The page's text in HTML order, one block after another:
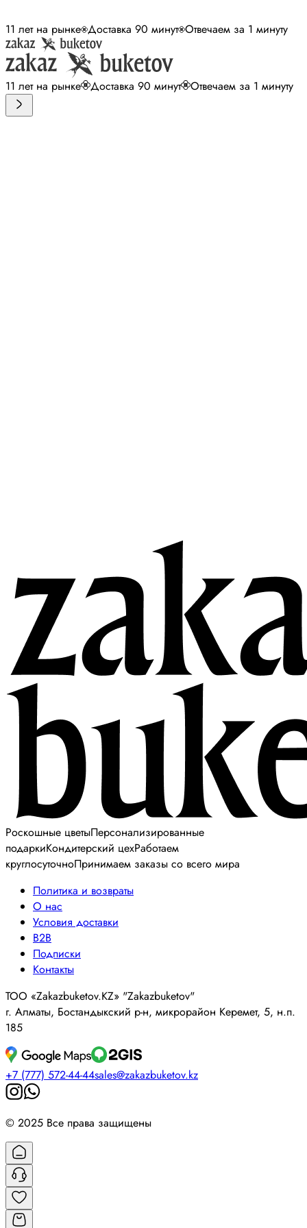
11 лет на рынке Доставка 90 минут Отвечаем за 1 минуту
11 лет на рынке Доставка 90 минут Отвечаем за 1 минуту
Роскошные цветыПерсонализированные
подаркиКондитерский цехРаботаем
круглосуточноПринимаем заказы со всего мира
Политика и возвраты
О нас
Условия доставки
B2B
Подписки
Контакты
ТОО «Zakazbuketov.KZ» "Zakazbuketov"
г. Алматы, Бостандыкский р-н, микрорайон Керемет, 5, н.п.
185
+7 (777) 572-44-44sales@zakazbuketov.kz
© 2025 Все права защищены